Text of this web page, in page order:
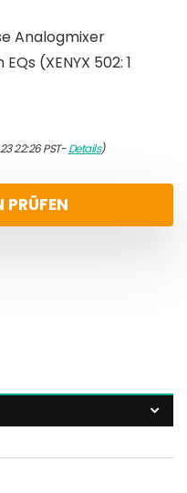
Analogmixer
(XENYX 502: 1
22:26 PST-Details)